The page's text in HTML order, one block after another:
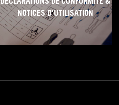
DÉCLARATIONS DE CONFORMITÉ &
NOTICES D'UTILISATION